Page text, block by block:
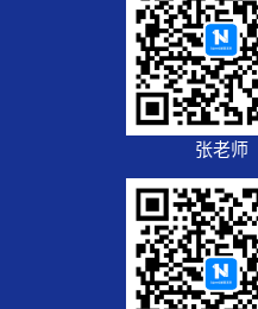
张老师